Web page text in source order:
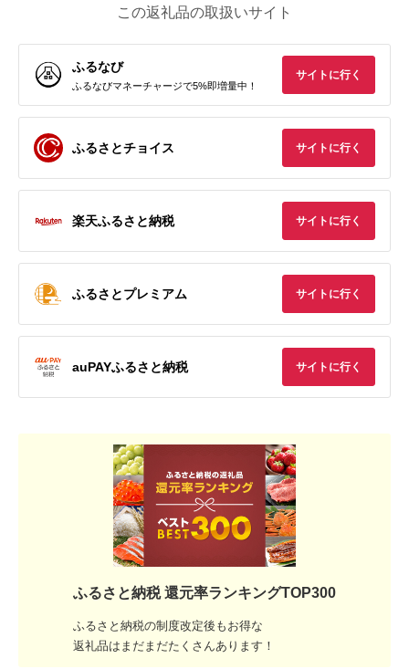
この返礼品の取扱いサイト
ふるなび
ふるなびマネーチャージで5%即増量中！
サイトに行く
ふるさとチョイス サイトに行く
楽天ふるさと納税 サイトに行く
ふるさとプレミアム サイトに行く
auPAYふるさと納税 サイトに行く
ふるさと納税 還元率ランキングTOP300
ふるさと納税の制度改定後もお得な
返礼品はまだまだたくさんあります！